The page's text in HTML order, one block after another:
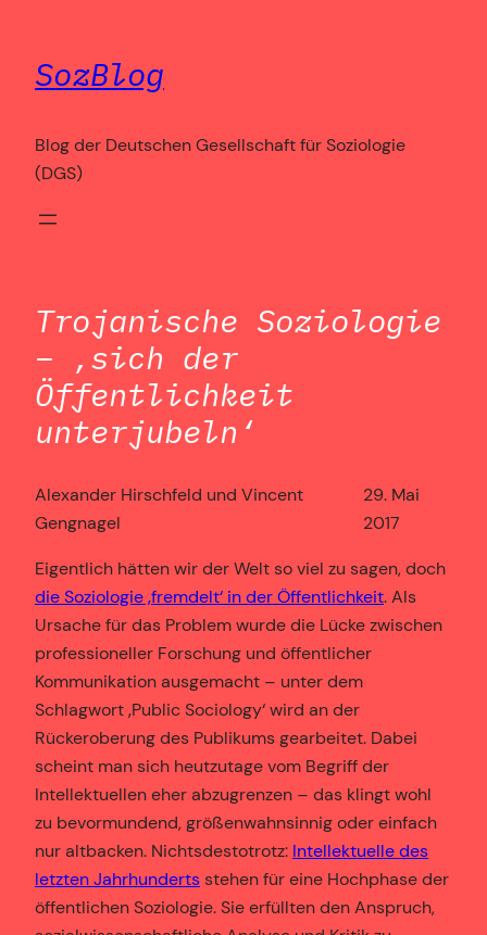
springen
SozBlog
Blog der Deutschen Gesellschaft für Soziologie
(DGS)
Trojanische Soziologie
– ‚sich der
Öffentlichkeit
unterjubeln‘
Alexander Hirschfeld und Vincent
Gengnagel
29. Mai
2017
Eigentlich hätten wir der Welt so viel zu sagen, doch
die Soziologie ‚fremdelt‘ in der Öffentlichkeit. Als
Ursache für das Problem wurde die Lücke zwischen
professioneller Forschung und öffentlicher
Kommunikation ausgemacht – unter dem
Schlagwort ‚Public Sociology‘ wird an der
Rückeroberung des Publikums gearbeitet. Dabei
scheint man sich heutzutage vom Begriff der
Intellektuellen eher abzugrenzen – das klingt wohl
zu bevormundend, größenwahnsinnig oder einfach
nur altbacken. Nichtsdestotrotz: Intellektuelle des
letzten Jahrhundertsstehen für eine Hochphase der
öffentlichen Soziologie. Sie erfüllten den Anspruch,